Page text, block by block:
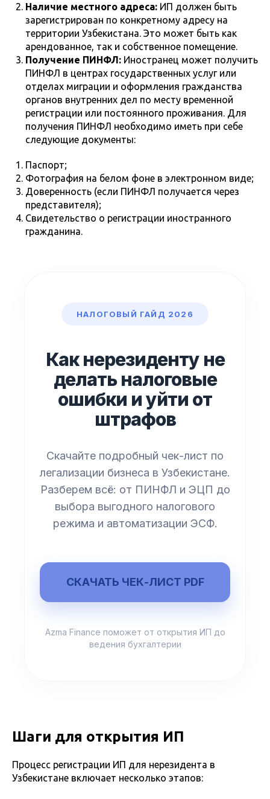
Наличие местного адреса: ИП должен быть
зарегистрирован по конкретному адресу на
территории Узбекистана. Это может быть как
арендованное, так и собственное помещение.
Получение ПИНФЛ: Иностранец может получить
ПИНФЛ в центрах государственных услуг или
отделах миграции и оформления гражданства
органов внутренних дел по месту временной
регистрации или постоянного проживания. Для
получения ПИНФЛ необходимо иметь при себе
следующие документы:
Паспорт;
Фотография на белом фоне в электронном виде;
Доверенность (если ПИНФЛ получается через
представителя);
Свидетельство о регистрации иностранного
гражданина.
НАЛОГОВЫЙ ГАЙД 2026
Как нерезиденту не
делать налоговые
ошибки и уйти от
штрафов
Скачайте подробный чек-лист по
легализации бизнеса в Узбекистане.
Разберем всё: от ПИНФЛ и ЭЦП до
выбора выгодного налогового
режима и автоматизации ЭСФ.
СКАЧАТЬ ЧЕК-ЛИСТ PDF
Azma Finance поможет от открытия ИП до
ведения бухгалтерии
Шаги для открытия ИП
Процесс регистрации ИП для нерезидента в
Узбекистане включает несколько этапов: